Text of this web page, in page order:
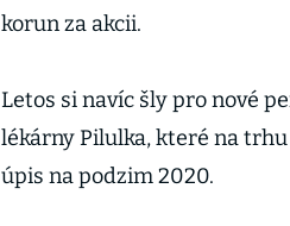
korun za akcii.
Letos si navíc šly pro nové
lékárny Pilulka, které na
úpis na podzim 2020.